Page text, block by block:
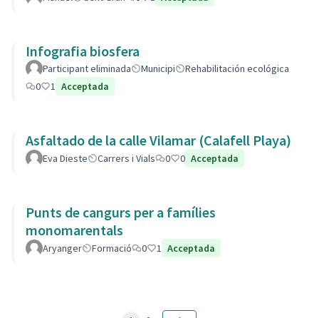
Infografia biosfera
Participant eliminada Municipi
Rehabilitación ecológica
0
1 Acceptada
Asfaltado de la calle Vilamar (Calafell Playa)
Eva Dieste Carrers i Vials 0 0 Acceptada
Punts de cangurs per a famílies
monomarentals
Aryanger Formació 0 1 Acceptada